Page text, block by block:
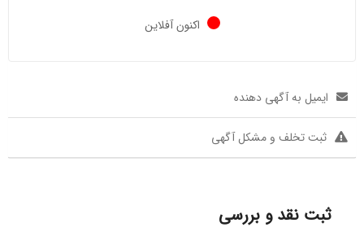
اکنون آفلاین
ایمیل به آگهی دهنده
ثبت تخلف و مشکل آگهی
ثبت نقد و بررسی